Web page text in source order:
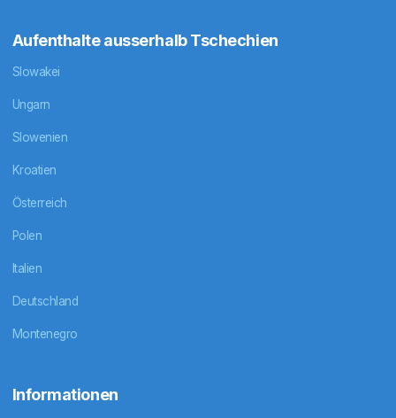
Aufenthalte ausserhalb Tschechien
Slowakei
Ungarn
Slowenien
Kroatien
Österreich
Polen
Italien
Deutschland
Montenegro
Informationen